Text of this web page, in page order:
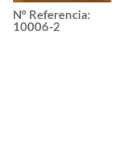
Nº Referencia:
10006-2